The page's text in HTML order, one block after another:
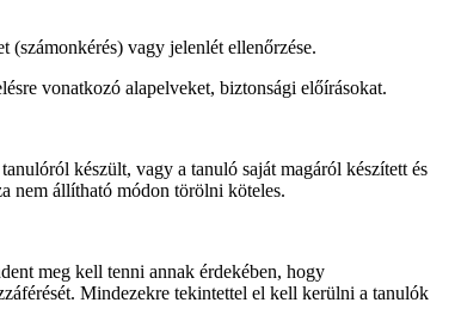
(számonkérés) vagy jelenlét ellenőrzése.
vonatkozó alapelveket, biztonsági előírásokat.
készült, vagy a tanuló saját magáról készített és
nem állítható módon törölni köteles.
meg kell tenni annak érdekében, hogy
Mindezekre tekintettel el kell kerülni a tanulók